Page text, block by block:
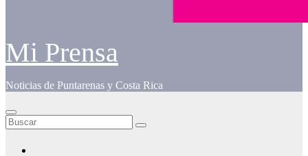
Mi Prensa
Noticias de Puntarenas y Costa Rica